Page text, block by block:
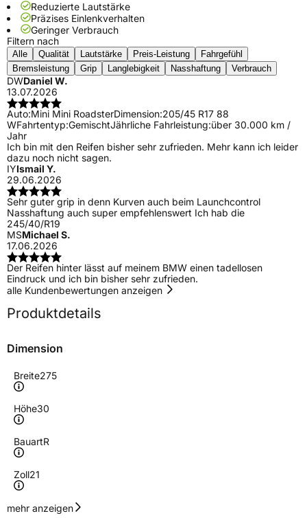
Reduzierte Lautstärke
Präzises Einlenkverhalten
Geringer Verbrauch
Filtern nach
Alle Qualität Lautstärke Preis-Leistung
Fahrgefühl
Bremsleistung
Grip Langlebigkeit Nasshaftung Verbrauch
DWDaniel W.
13.07.2026
Auto:Mini Mini RoadsterDimension:205/45 R17 88
WFahrtentyp:GemischtJährliche Fahrleistung:über 30.000 km /
Jahr
Ich bin mit den Reifen bisher sehr zufrieden. Mehr kann ich leider
dazu noch nicht sagen.
IYIsmail Y.
29.06.2026
Sehr guter grip in denn Kurven auch beim Launchcontrol
Nasshaftung auch super empfehlenswert Ich hab die
245/40/R19
MSMichael S.
17.06.2026
Der Reifen hinter lässt auf meinem BMW einen tadellosen
Eindruck und ich bin bisher sehr zufrieden.
alle Kundenbewertungen anzeigen
Produktdetails
Dimension
Breite275
Höhe30
BauartR
Zoll21
Geschwindigkeitsindex
mehr anzeigen